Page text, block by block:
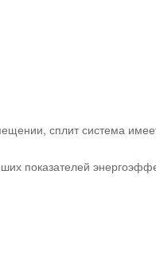
сплит система
показателей